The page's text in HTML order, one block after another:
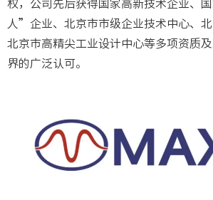
权，公司先后获得国家高新技术企业、
人”企业、北京市市级企业技术中心、北
北京市高精尖工业设计中心等多项资质
界的广泛认可。